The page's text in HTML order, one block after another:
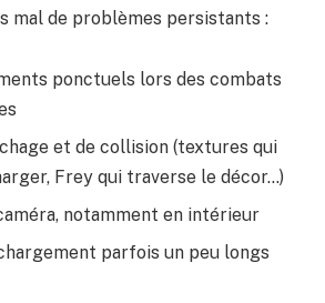
mal de problèmes persistants :
ponctuels lors des combats
et de collision (textures qui
Frey qui traverse le décor…)
notamment en intérieur
parfois un peu longs